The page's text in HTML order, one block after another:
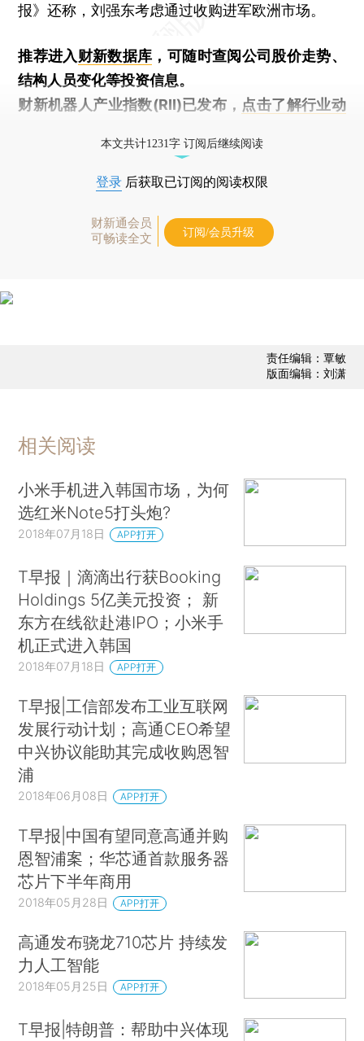
报》还称，刘强东考虑通过收购进军欧洲市场。
推荐进入财新数据库 ，可随时查阅公司股价走势、
结构人员变化等投资信息。
财新机器人产业指数(RII)已发布， 点击了解行业动
本文共计1231字 订阅后继续阅读
登录 后获取已订阅的阅读权限
财新通会员
可畅读全文
订阅/会员升级
责任编辑：覃敏
版面编辑：刘潇
相关阅读
小米手机进入韩国市场，为何
选红米Note5打头炮?
2018年07月18日 APP打开
T早报｜滴滴出行获Booking
Holdings 5亿美元投资； 新
东方在线欲赴港IPO；小米手
机正式进入韩国
2018年07月18日 APP打开
T早报|工信部发布工业互联网
发展行动计划；高通CEO希望
中兴协议能助其完成收购恩智
浦
2018年06月08日 APP打开
T早报|中国有望同意高通并购
恩智浦案；华芯通首款服务器
芯片下半年商用
2018年05月28日 APP打开
高通发布骁龙710芯片 持续发
力人工智能
2018年05月25日 APP打开
T早报|特朗普：帮助中兴体现